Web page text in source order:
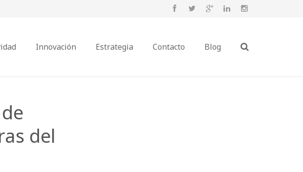
Innovación Estrategia Contacto Blog
del